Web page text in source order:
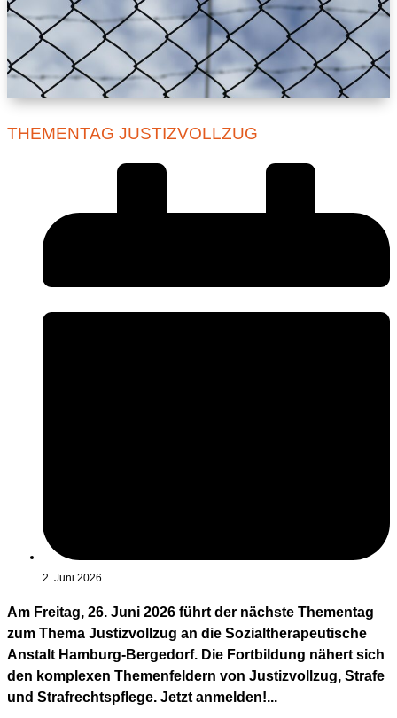
THEMENTAG JUSTIZVOLLZUG
2. Juni 2026
Am Freitag, 26. Juni 2026 führt der nächste Thementag
zum Thema Justizvollzug an die Sozialtherapeutische
Anstalt Hamburg-Bergedorf. Die Fortbildung nähert sich
den komplexen Themenfeldern von Justizvollzug, Strafe
und Strafrechtspflege. Jetzt anmelden!...